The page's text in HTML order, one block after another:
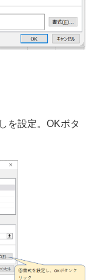
を設定。OKボタ